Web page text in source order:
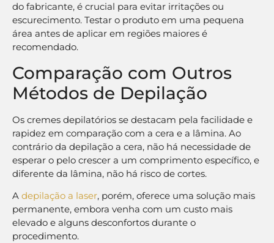
do fabricante, é crucial para evitar irritações ou
escurecimento. Testar o produto em uma pequena
área antes de aplicar em regiões maiores é
recomendado.
Comparação com Outros
Métodos de Depilação
Os cremes depilatórios se destacam pela facilidade e
rapidez em comparação com a cera e a lâmina. Ao
contrário da depilação a cera, não há necessidade de
esperar o pelo crescer a um comprimento específico, e
diferente da lâmina, não há risco de cortes.
A depilação a laser, porém, oferece uma solução mais
permanente, embora venha com um custo mais
elevado e alguns desconfortos durante o
procedimento.